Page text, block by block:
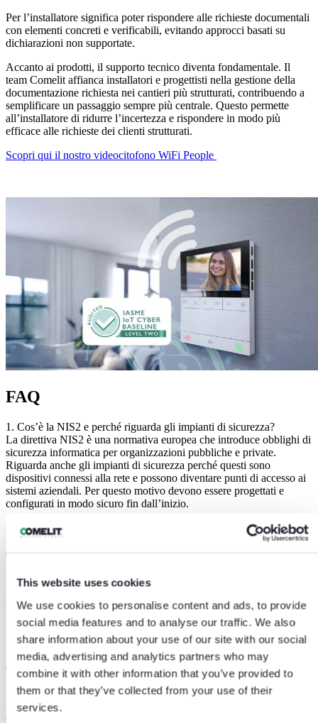
This website uses cookies
We use cookies to personalise content and ads, to provide
social media features and to analyse our traffic. We also
share information about your use of our site with our social
media, advertising and analytics partners who may
combine it with other information that you’ve provided to
them or that they’ve collected from your use of their
services.
Per l’installatore significa poter rispondere alle richieste documentali
con elementi concreti e verificabili, evitando approcci basati su
dichiarazioni non supportate.
Accanto ai prodotti, il supporto tecnico diventa fondamentale. Il
team Comelit affianca installatori e progettisti nella gestione della
documentazione richiesta nei cantieri più strutturati, contribuendo a
semplificare un passaggio sempre più centrale. Questo permette
all’installatore di ridurre l’incertezza e rispondere in modo più
efficace alle richieste dei clienti strutturati.
Scopri qui il nostro videocitofono WiFi People
FAQ
1. Cos’è la NIS2 e perché riguarda gli impianti di sicurezza?
La direttiva NIS2 è una normativa europea che introduce obblighi di
sicurezza informatica per organizzazioni pubbliche e private.
Riguarda anche gli impianti di sicurezza perché questi sono
dispositivi connessi alla rete e possono diventare punti di accesso ai
sistemi aziendali. Per questo motivo devono essere progettati e
configurati in modo sicuro fin dall’inizio.
2. La NIS2 si applica direttamente agli installatori?
La NIS2 non si applica direttamente agli installatori, ma ai loro
clienti, come aziende, enti pubblici e infrastrutture critiche. Tuttavia,
fornitura. I clienti soggetti alla normativa richiedono quindi ai
fornitori di rispettare determinati standard di sicurezza, soprattutto
nella configurazione e gestione degli impianti connessi.
3.Cosa deve fare un installatore per lavorare con clienti soggetti a
NIS2?
Un installatore deve adottare procedure di installazione sicura e
documentarle. Questo include il cambio delle credenziali di default,
l’aggiornamento del firmware e la configurazione corretta della rete.
Inoltre, deve essere in grado di fornire informazioni chiare sulla
gestione della sicurezza nel tempo, come aggiornamenti e gestione
delle vulnerabilità.